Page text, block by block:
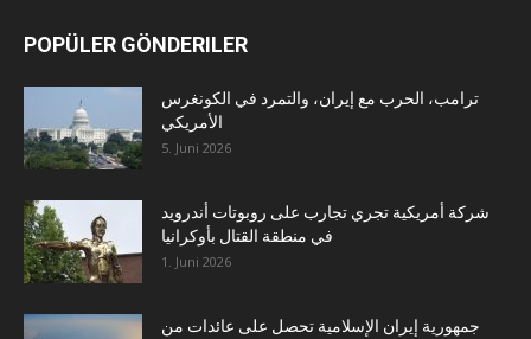
POPÜLER GÖNDERILER
ترامب، الحرب مع إيران، والتمرد في الكونغرس
الأمريكي
5. Juni 2026
شركة أمريكية تجري تجارب على روبوتات أندرويد
في منطقة القتال بأوكرانيا
1. Juni 2026
جمهورية إيران الإسلامية تحصل على عائدات من